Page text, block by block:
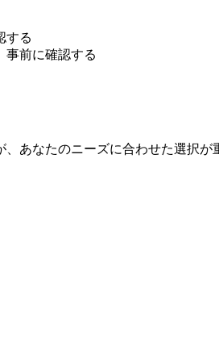
する
事前に確認する
あなたのニーズに合わせた選択が